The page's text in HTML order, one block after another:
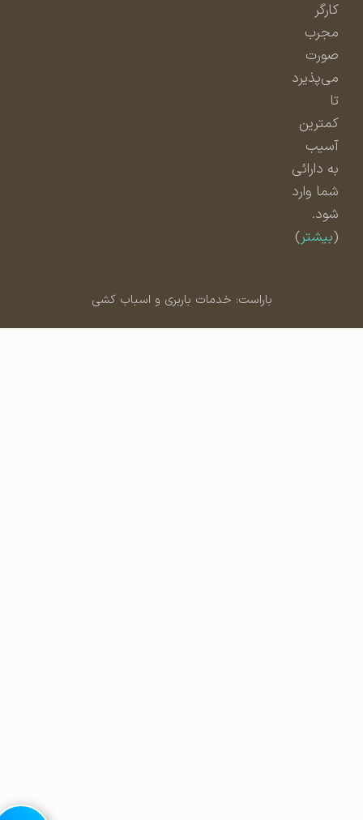
مجرب
صورت
می‌پذیرد
کمترین
آسیب
به دارائی
شما وارد
شود.
بیشتر)
باراست: خدمات باربری و اسباب کشی